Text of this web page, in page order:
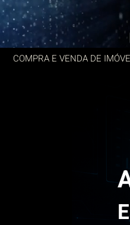
COMPRA E VENDA DE